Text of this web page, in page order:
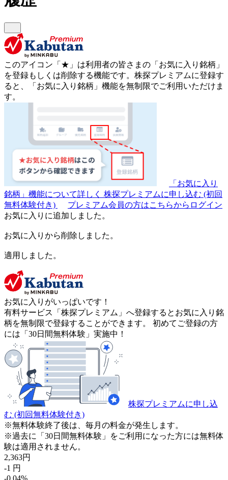
このアイコン 「★」 は利用者の皆さまの 「お気に入り銘柄」
を登録もしくは削除する機能です。 株探プレミアムに登録す
ると、「お気に入り銘柄」機能を無制限でご利用いただけま
す。
「お気に入り
銘柄」機能について詳しく 株探プレミアムに申し込む (初回
無料体験付き)
プレミアム会員の方はこちらからログイン
お気に入りに追加しました。
お気に入りから削除しました。
適用しました。
お気に入りがいっぱいです！
有料サービス「株探プレミアム」へ登録するとお気に入り銘
柄を無制限で登録することができます。 初めてご登録の方
には「30日間無料体験」実施中！
株探プレミアムに申し込
む (初回無料体験付き)
※無料体験終了後は、毎月の料金が発生します。
※過去に「30日間無料体験」をご利用になった方には無料体
験は適用されません。
2,363円
-1 円
-0.04%